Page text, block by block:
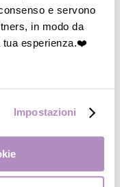
e servono
in modo da
tua esperienza.❤️
Impostazioni